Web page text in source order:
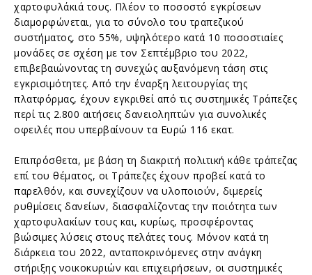
χαρτοφυλάκιά τους. Πλέον το ποσοστό εγκρίσεων
διαμορφώνεται, για το σύνολο του τραπεζικού
συστήματος, στο 55%, υψηλότερο κατά 10 ποσοστιαίες
μονάδες σε σχέση με τον Σεπτέμβριο του 2022,
επιβεβαιώνοντας τη συνεχώς αυξανόμενη τάση στις
εγκρισιμότητες. Από την έναρξη λειτουργίας της
πλατφόρμας, έχουν εγκριθεί από τις συστημικές Τράπεζες
περί τις 2.800 αιτήσεις δανειοληπτών για συνολικές
οφειλές που υπερβαίνουν τα Ευρώ 116 εκατ.
Επιπρόσθετα, με βάση τη διακριτή πολιτική κάθε τράπεζας
επί του θέματος, οι Τράπεζες έχουν προβεί κατά το
παρελθόν, και συνεχίζουν να υλοποιούν, διμερείς
ρυθμίσεις δανείων, διασφαλίζοντας την ποιότητα των
χαρτοφυλακίων τους και, κυρίως, προσφέροντας
βιώσιμες λύσεις στους πελάτες τους. Μόνον κατά τη
διάρκεια του 2022, ανταποκρινόμενες στην ανάγκη
στήριξης νοικοκυριών και επιχειρήσεων, οι συστημικές